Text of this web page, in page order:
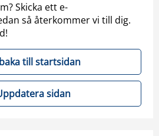
Skicka ett e-
så återkommer vi till dig.
till startsidan
sidan